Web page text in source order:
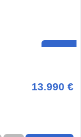
13.990 €